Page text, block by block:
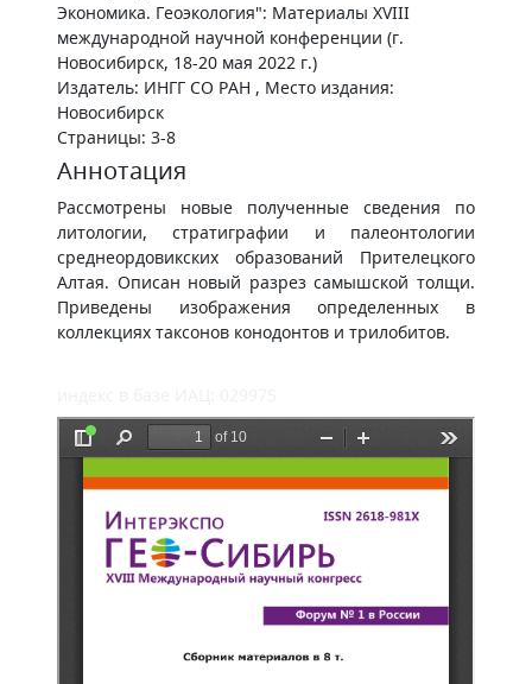
Экономика. Геоэкология": Материалы XVIII
международной научной конференции (г.
Новосибирск, 18-20 мая 2022 г.)
Издатель: ИНГГ СО РАН , Место издания:
Новосибирск
Страницы: 3-8
Аннотация
Рассмотрены новые полученные сведения по
литологии, стратиграфии и палеонтологии
среднеордовикских образований Прителецкого
Алтая. Описан новый разрез самышской толщи.
Приведены изображения определенных в
коллекциях таксонов конодонтов и трилобитов.